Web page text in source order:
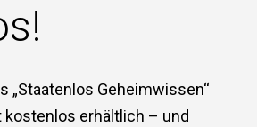
„Staatenlos Geheimwissen“
erhältlich – und